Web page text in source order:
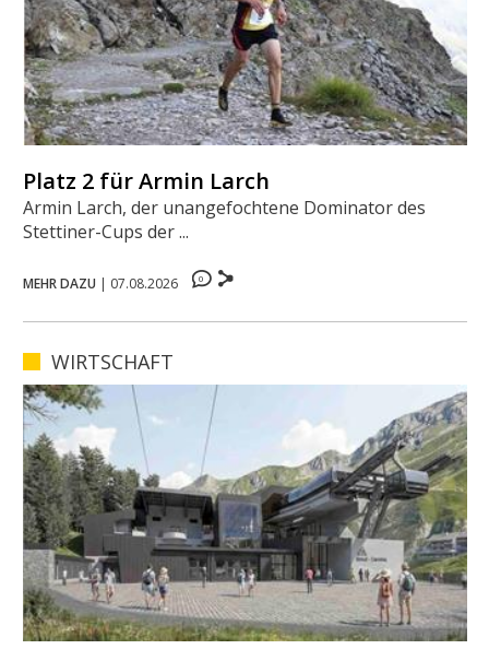
Platz 2 für Armin Larch
Armin Larch, der unangefochtene Dominator des
Stettiner-Cups der ...
MEHR DAZU | 07.08.2026 0
WIRTSCHAFT